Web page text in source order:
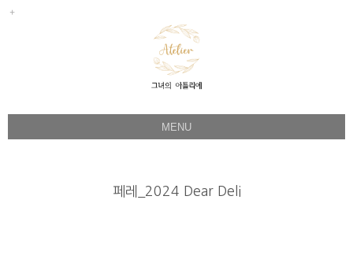
MENU
페레_2024 Dear Deli